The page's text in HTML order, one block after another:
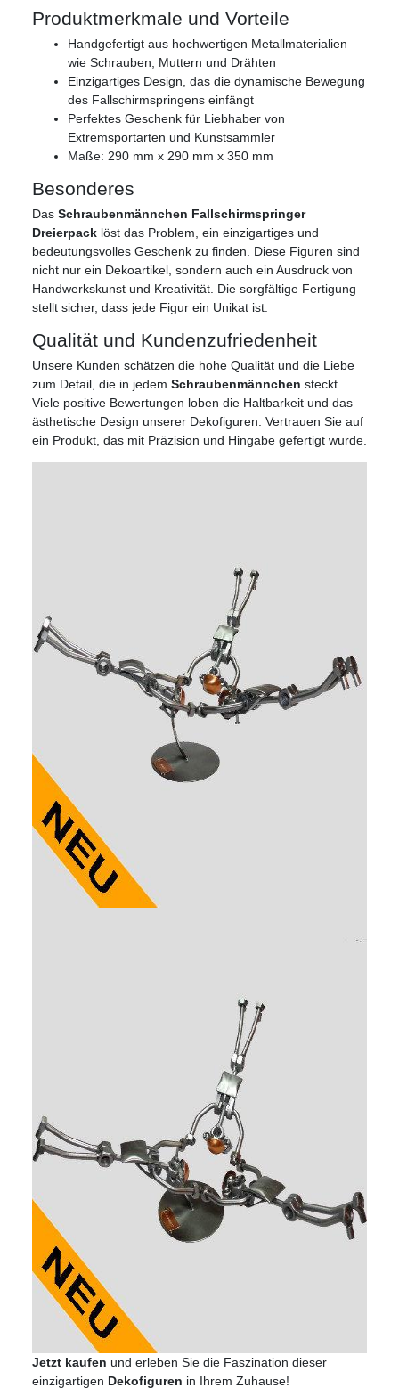
Produktmerkmale und Vorteile
Handgefertigt aus hochwertigen Metallmaterialien
wie Schrauben, Muttern und Drähten
Einzigartiges Design, das die dynamische Bewegung
des Fallschirmspringens einfängt
Perfektes Geschenk für Liebhaber von
Extremsportarten und Kunstsammler
Maße: 290 mm x 290 mm x 350 mm
Besonderes
Das Schraubenmännchen Fallschirmspringer
Dreierpack löst das Problem, ein einzigartiges und
bedeutungsvolles Geschenk zu finden. Diese Figuren sind
nicht nur ein Dekoartikel, sondern auch ein Ausdruck von
Handwerkskunst und Kreativität. Die sorgfältige Fertigung
stellt sicher, dass jede Figur ein Unikat ist.
Qualität und Kundenzufriedenheit
Unsere Kunden schätzen die hohe Qualität und die Liebe
zum Detail, die in jedem Schraubenmännchen steckt.
Viele positive Bewertungen loben die Haltbarkeit und das
ästhetische Design unserer Dekofiguren. Vertrauen Sie auf
ein Produkt, das mit Präzision und Hingabe gefertigt wurde.
Jetzt kaufen und erleben Sie die Faszination dieser
einzigartigen Dekofiguren in Ihrem Zuhause!